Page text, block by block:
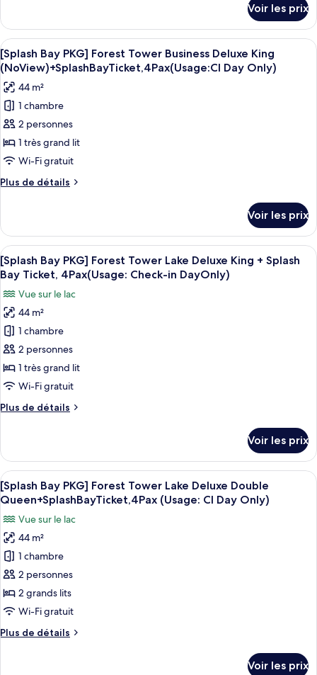
in
Day
Only)
Pax
Check-
in
Day
Only)
PKG]
Forest
Tower
Deluxe
Double
Queen
+
Splash
Bay
Ticket,
4
DayOnly)
le
type
de
chambre
[Splash
Bay
PKG]
Forest
Tower
Deluxe
Queen
+
Splash
4
in
DayOnly)
Voir les prix
Afficher
toutes
les
photos
pour
ce
type
de
chambre :
[Splash
PKG]
Forest
Tower
Business
Deluxe
King
(NoView)+SplashBayTicket,4Pax(Usage:CI
Day
Only)
Une chambre d’hôtel avec un grand
5
[Splash Bay PKG] Forest Tower Business Deluxe King
(NoView)+SplashBayTicket,4Pax(Usage:CI Day Only)
44 m²
1 chambre
2 personnes
1 très grand lit
Wi-Fi gratuit
Plus de détails
Plus
le
type
de
chambre
[Splash
Bay
PKG]
Forest
Tower
Business
King
(NoView)+SplashBayTicket,4Pax(Usage:CI
Only)
Voir les prix
Afficher
toutes
les
photos
pour
ce
type
de
chambre :
Bay
Tower
Lake
Deluxe
King
+
Splash
Bay
Ticket,
4Pax(Usage:
Check-
in
DayOnly)
Une chambre d’hôtel avec un grand
5
[Splash Bay PKG] Forest Tower Lake Deluxe King + Splash
Bay Ticket, 4Pax(Usage: Check-in DayOnly)
Vue sur le lac
44 m²
1 chambre
2 personnes
1 très grand lit
Wi-Fi gratuit
Plus de détails
Plus
le
type
de
chambre
Bay
PKG]
Forest
Tower
Lake
King
+
Bay
Voir les prix
Afficher
toutes
photos
pour
ce
type
de
chambre :
Bay
Une chambre d’hôtel avec deux lits,
5
[Splash Bay PKG] Forest Tower Lake Deluxe Double
Queen+SplashBayTicket,4Pax (Usage: CI Day Only)
Vue sur le lac
44 m²
1 chambre
2 personnes
2 grands lits
Wi-Fi gratuit
Plus de détails
Plus
Voir les prix